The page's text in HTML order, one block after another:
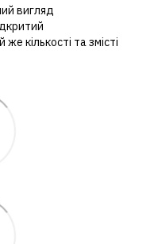
вигляд
кількості та змісті